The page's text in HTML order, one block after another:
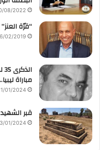
08/2022
“قرّة
02/2019
مباراة
01/2024
قبر
01/2024